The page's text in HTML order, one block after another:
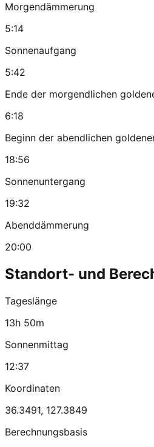
Morgendämmerung
5:14
Sonnenaufgang
5:42
Ende der morgendlichen
6:18
Beginn der abendlichen
18:56
Sonnenuntergang
19:32
Abenddämmerung
20:00
Standort- und
Tageslänge
13h 50m
Sonnenmittag
12:37
Koordinaten
36.3491, 127.3849
Berechnungsbasis